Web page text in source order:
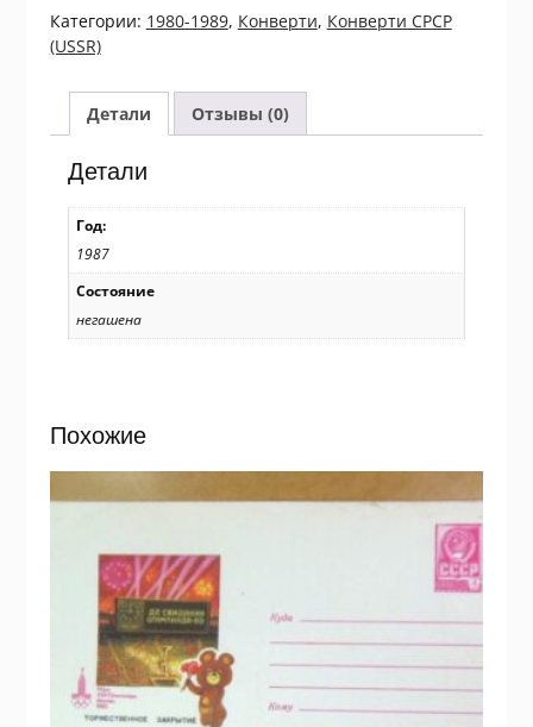
СРСР
1987.
Україна.
Музей-
садиба
М.
Шашкевича
/k201
Категории: 1980-1989, Конверти, Конверти СРСР
(USSR)
Детали Отзывы (0)
Детали
Год:
1987
Состояние
негашена
Похожие